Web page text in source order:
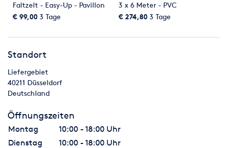
Showacts Sie suchen einen Clown, Zauberer,
Luftballonkünstler oder eine Sketchaufführung für eine
lässt sich überall eine einzigartige Atmosphäre schaffen. Und
mit unseren Partyzelten ist auch für den kleineren Geldbeutel
etwas dabei.
Faltzelt - Easy-Up - Pavillon
3x6 Meter - Profi-Faltsystem
Dreamcatcher Eventagentur
€ 99,00 3 Tage
3 x 6 Meter - PVC
€ 274,80 3 Tage
Standort
Liefergebiet
40211 Düsseldorf
Deutschland
Öffnungszeiten
Montag
10:00 - 18:00 Uhr
Dienstag
10:00 - 18:00 Uhr